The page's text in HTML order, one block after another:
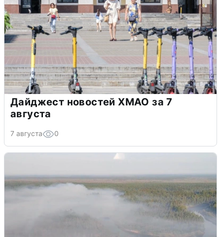
Дайджест новостей ХМАО за 7
августа
7 августа 0